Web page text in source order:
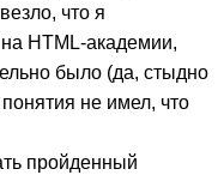
что я
HTML-академии,
было (да, стыдно
не имел, что
пройденный